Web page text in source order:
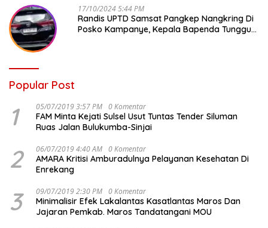
17/10/2024 5:44 PM
Randis UPTD Samsat Pangkep Nangkring Di
Posko Kampanye, Kepala Bapenda Tunggu
Popular Post
1 05/07/2019 3:57 PM 0 Komentar
FAM Minta Kejati Sulsel Usut Tuntas Tender Siluman
Ruas Jalan Bulukumba-Sinjai
2 06/07/2019 4:40 AM 0 Komentar
AMARA Kritisi Amburadulnya Pelayanan Kesehatan Di
Enrekang
3 09/07/2019 2:30 PM 0 Komentar
Minimalisir Efek Lakalantas Kasatlantas Maros Dan
Jajaran Pemkab. Maros Tandatangani MOU